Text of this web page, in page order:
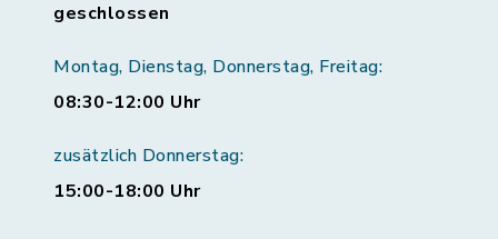
geschlossen
Montag, Dienstag, Donnerstag, Freitag:
08:30-12:00 Uhr
zusätzlich Donnerstag:
15:00-18:00 Uhr